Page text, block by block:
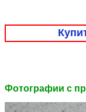
Фотографии c